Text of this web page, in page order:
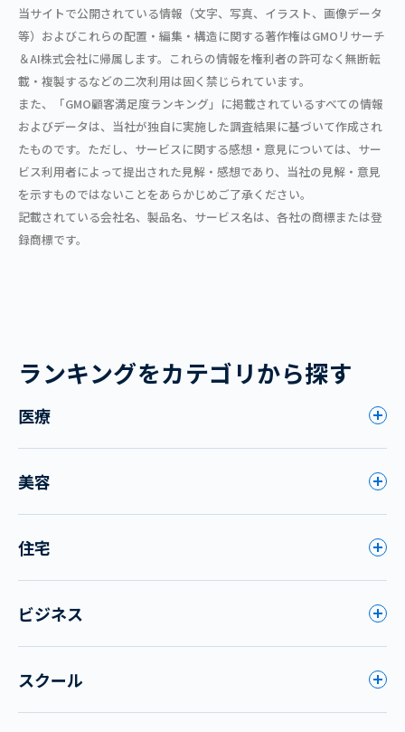
当サイトで公開されている情報（文字、写真、イラスト、画像データ
等）およびこれらの配置・編集・構造に関する著作権はGMOリサーチ
＆AI株式会社に帰属します。これらの情報を権利者の許可なく無断転
載・複製するなどの二次利用は固く禁じられています。
また、「GMO顧客満足度ランキング」に掲載されているすべての情報
およびデータは、当社が独自に実施した調査結果に基づいて作成され
たものです。ただし、サービスに関する感想・意見については、サー
ビス利用者によって提出された見解・感想であり、当社の見解・意見
を示すものではないことをあらかじめご了承ください。
記載されている会社名、製品名、サービス名は、各社の商標または登
録商標です。
ランキングをカテゴリから探す
医療
美容
住宅
ビジネス
スクール